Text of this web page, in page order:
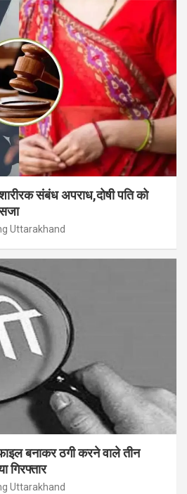
संबंध अपराध,दोषी पति को
Uttarakhand
बनाकर ठगी करने वाले तीन
गिरफ्तार
Uttarakhand